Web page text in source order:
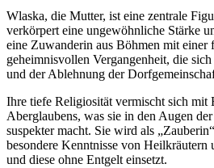
Wlaska, die Mutter, ist eine zentrale
verkörpert eine ungewöhnliche Stärke
eine Zuwanderin aus Böhmen mit einer
geheimnisvollen Vergangenheit, die
und der Ablehnung der
Ihre tiefe Religiosität vermischt sich mit
Aberglaubens, was sie in den Augen
suspekter macht. Sie wird als
besondere Kenntnisse von
und diese ohne Entgelt einsetzt.